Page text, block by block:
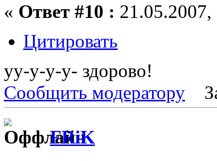
« Ответ #10 :
Цитировать
уу-у-у-у- здорово!
Сообщить модератору
FRiK